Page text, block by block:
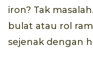
iron? Tak
bulat atau rol
sejenak dengan